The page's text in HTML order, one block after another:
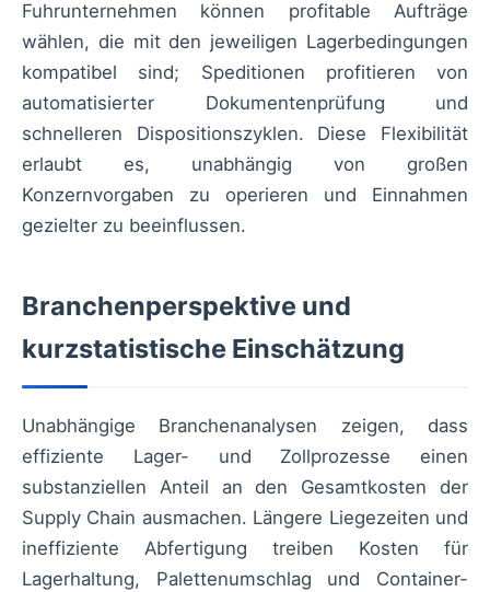
Fuhrunternehmen können profitable Aufträge
wählen, die mit den jeweiligen Lagerbedingungen
kompatibel sind; Speditionen profitieren von
automatisierter Dokumentenprüfung und
schnelleren Dispositionszyklen. Diese Flexibilität
erlaubt es, unabhängig von großen
Konzernvorgaben zu operieren und Einnahmen
gezielter zu beeinflussen.
Branchenperspektive und
kurzstatistische Einschätzung
Unabhängige Branchenanalysen zeigen, dass
effiziente Lager- und Zollprozesse einen
substanziellen Anteil an den Gesamtkosten der
Supply Chain ausmachen. Längere Liegezeiten und
ineffiziente Abfertigung treiben Kosten für
Lagerhaltung, Palettenumschlag und Container-